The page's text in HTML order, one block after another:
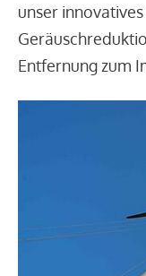
unser
Entfernung zum